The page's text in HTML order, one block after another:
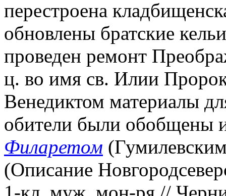
перестроена
обновлены братские
проведен ремонт
ц. во имя св. Илии
Венедиктом материалы
обители были обобщены
Филаретом
(Описание